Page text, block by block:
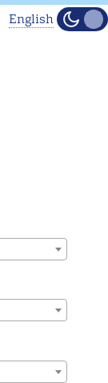
to
our
main
instead.
English
Hell